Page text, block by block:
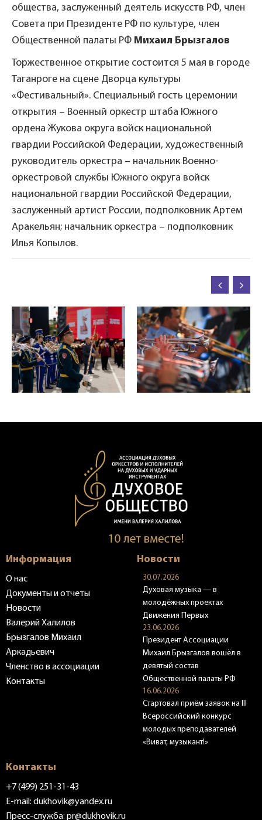
общества, заслуженный деятель искусств РФ, член
Совета при Президенте РФ по культуре, член
Общественной палаты РФ Михаил Брызгалов
Торжественное открытие состоится 5 мая в городе
Таганроге на сцене Дворца культуры
«Фестивальный». Специальный гость церемонии
открытия – Военный оркестр штаба Южного
ордена Жукова округа войск национальной
гвардии Российской Федерации, художественный
руководитель оркестра – начальник Военно-
оркестровой службы Южного округа войск
национальной гвардии Российской Федерации,
заслуженный артист России, подполковник Артем
Аракельян; начальник оркестра – подполковник
Илья Копылов.
Информация
О нас
Документы и отчеты
Новости
Валерий Халилов
Брызгалов Михаил
Аркадьевич
Членство в ассоциации
Контакты
Новости
30.07.2026
Духовая музыка — в
молодёжных проектах
Движения Первых
23.06.2026
Президент Ассоциации
Михаил Брызгалов вошёл в
девятый состав
Общественной палаты РФ
16.06.2026
Стартовал приём заявок на III
Всероссийский конкурс
молодых преподавателей
«Виват, музыкант!»
Контакты
+7 (499) 251-31-43
E-mail: dukhovik@yandex.ru
Пресс-служба: pr@dukhovik.ru